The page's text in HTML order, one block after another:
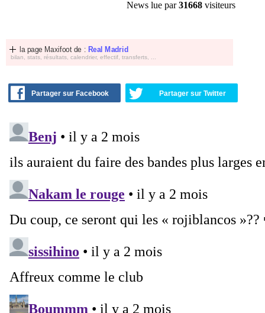
News lue par31668 visiteurs
la page Maxifoot de : Real Madrid
bilan, stats, résultats, calendrier, effectif, transferts, ...
Partager sur Facebook Partager sur Twitter